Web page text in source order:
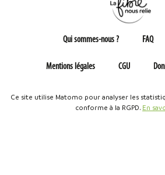
Qui sommes-nous ? FAQ
Mentions légales CGU
Ce site utilise Matomo pour analyser les
conforme à la RGPD. En